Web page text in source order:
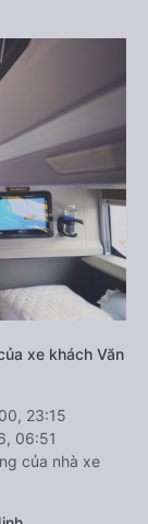
xe khách Văn
23:15
06:51
của nhà xe